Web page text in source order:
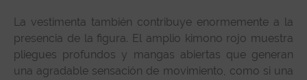
La vestimenta también contribuye enormemente a la
presencia de la figura. El amplio kimono rojo muestra
pliegues profundos y mangas abiertas que generan
una agradable sensación de movimiento, como si una